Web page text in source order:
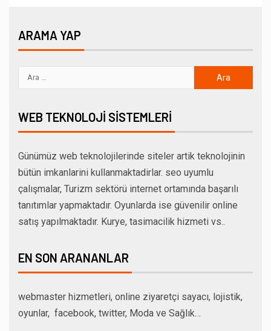
ARAMA YAP
WEB TEKNOLOJI SISTEMLERI
Günümüz web teknolojilerinde siteler artik teknolojinin
bütün imkanlarini kullanmaktadirlar. seo uyumlu
çalışmalar, Turizm sektörü internet ortamında başarılı
tanıtımlar yapmaktadır. Oyunlarda ise güvenilir online
satış yapılmaktadır. Kurye, tasimacilik hizmeti vs..
EN SON ARANANLAR
webmaster hizmetleri, online ziyaretçi sayacı, lojistik,
oyunlar, facebook, twitter, Moda ve Sağlık…